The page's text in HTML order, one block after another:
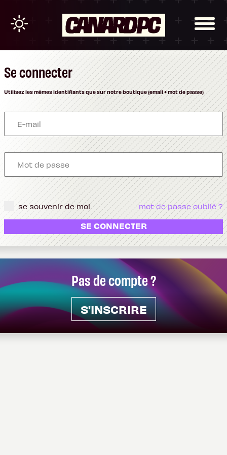
Pas de compte ?
S'INSCRIRE
Se connecter
Utilisez les mêmes identifiants que sur notre boutique (email + mot de passe)
se souvenir de moi mot de passe oublié ?
SE CONNECTER